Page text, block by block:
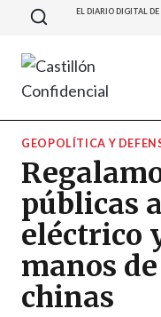
Saltar
contenido
EL DIARIO DIGITAL
GEOPOLÍTICA Y
públicas
eléctrico
manos
chinas